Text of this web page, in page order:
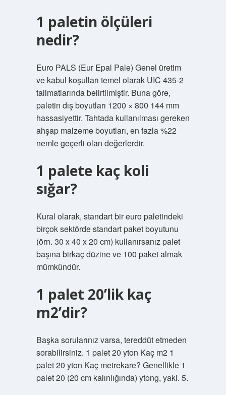
1 paletin ölçüleri
nedir?
Euro PALS (Eur Epal Pale) Genel üretim
ve kabul koşulları temel olarak UIC 435-2
talimatlarında belirtilmiştir. Buna göre,
paletin dış boyutları 1200 × 800 144 mm
hassasiyettir. Tahtada kullanılması gereken
ahşap malzeme boyutları, en fazla %22
nemle geçerli olan değerlerdir.
1 palete kaç koli
sığar?
Kural olarak, standart bir euro paletindeki
birçok sektörde standart paket boyutunu
(örn. 30 x 40 x 20 cm) kullanırsanız palet
başına birkaç düzine ve 100 paket almak
mümkündür.
1 palet 20’lik kaç
m2’dir?
Başka sorularınız varsa, tereddüt etmeden
sorabilirsiniz. 1 palet 20 yton Kaç m2 1
palet 20 yton Kaç metrekare? Genellikle 1
palet 20 (20 cm kalınlığında) ytong, yakl. 5.